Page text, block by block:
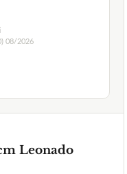
08/2026
Leonado